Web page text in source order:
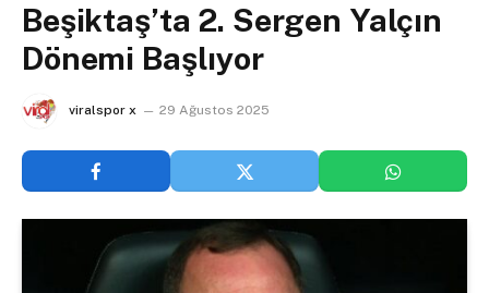
Beşiktaş’ta 2. Sergen Yalçın
Dönemi Başlıyor
viralspor x 29 Ağustos 2025